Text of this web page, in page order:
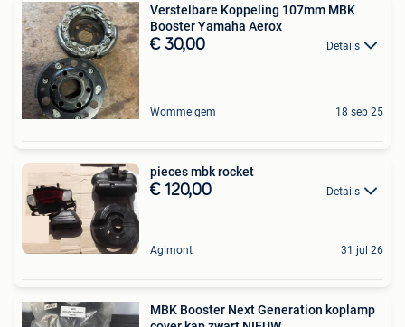
Verstelbare Koppeling 107mm MBK
Booster Yamaha Aerox
€ 30,00 Details
Wommelgem 18 sep 25
pieces mbk rocket
€ 120,00 Details
Agimont 31 jul 26
MBK Booster Next Generation koplamp